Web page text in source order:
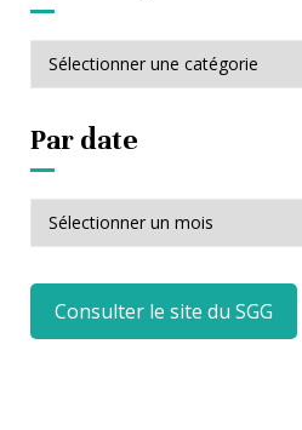
Par
catégories
Par date
Par
date
Consulter le site du SGG